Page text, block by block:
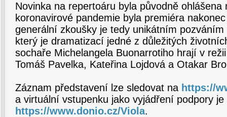
Novinka na repertoáru byla původně ohlášena
koronavirové pandemie byla premiéra
generální zkoušky je tedy unikátním
který je dramatizací jedné z důležitých
sochaře Michelangela Buonarrotiho hrají v
Tomáš Pavelka, Kateřina Lojdová a Otakar
Záznam představení lze sledovat na https://
a virtuální vstupenku jako vyjádření podpory
https://www.donio.cz/Viola.